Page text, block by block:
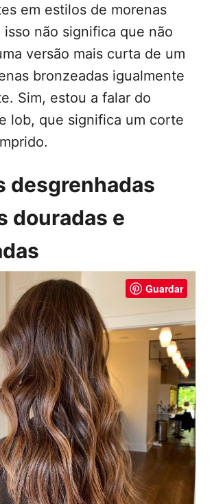
em estilos de morenas
isso não significa que não
versão mais curta de um
bronzeadas igualmente
Sim, estou a falar do
lob, que significa um corte
desgrenhadas
douradas e
Guardar